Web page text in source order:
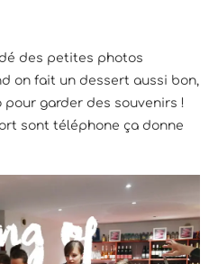
des petites photos
on fait un dessert aussi bon,
garder des souvenirs !
sont téléphone ça donne